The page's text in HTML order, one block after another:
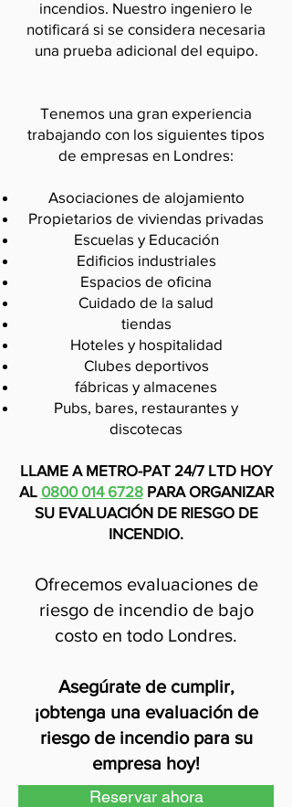
incendios. Nuestro ingeniero le
notificará si se considera necesaria
una prueba adicional del equipo.
Tenemos una gran experiencia
trabajando con los siguientes tipos
de empresas en Londres:
Asociaciones de alojamiento
Propietarios de viviendas privadas
Escuelas y Educación
Edificios industriales
Espacios de oficina
Cuidado de la salud
tiendas
Hoteles y hospitalidad
Clubes deportivos
fábricas y almacenes
Pubs, bares, restaurantes y
discotecas
LLAME A METRO-PAT 24/7 LTD HOY
AL 0800 014 6728PARA ORGANIZAR
SU EVALUACIÓN DE RIESGO DE
INCENDIO.
Ofrecemos evaluaciones de
riesgo de incendio de bajo
costo en todo Londres.
Asegúrate de cumplir,
¡obtenga una evaluación de
riesgo de incendio para su
empresa hoy!
Reservar ahora